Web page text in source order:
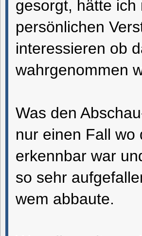
gesorgt, hätte
persönlichen
interessieren ob
wahrgenommen
Was den
nur einen Fall wo
erkennbar war
so sehr
wem abbaute.